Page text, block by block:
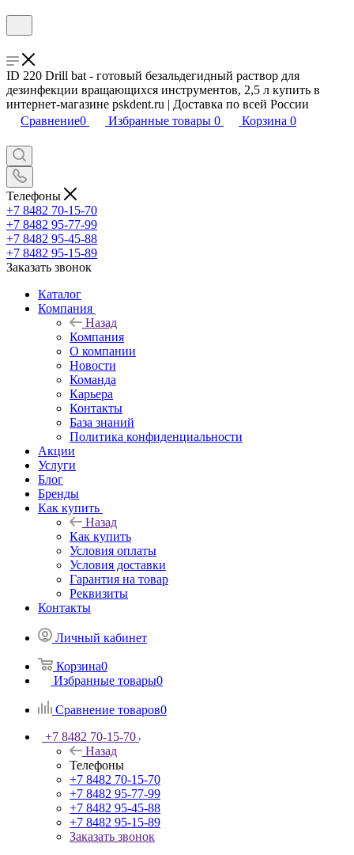
ID 220 Drill bat - готовый безальдегидный раствор для
дезинфекции вращающихся инструментов, 2,5 л купить в
интернет-магазине pskdent.ru | Доставка по всей России
Сравнение0 Избранные товары 0 Корзина 0
Телефоны
+7 8482 70-15-70
+7 8482 95-77-99
+7 8482 95-45-88
+7 8482 95-15-89
Заказать звонок
Каталог
Компания
Назад
Компания
О компании
Новости
Команда
Карьера
Контакты
База знаний
Политика конфиденциальности
Акции
Услуги
Блог
Бренды
Как купить
Назад
Как купить
Условия оплаты
Условия доставки
Гарантия на товар
Реквизиты
Контакты
Личный кабинет
Корзина0
Избранные товары0
Сравнение товаров0
+7 8482 70-15-70
Назад
Телефоны
+7 8482 70-15-70
+7 8482 95-77-99
+7 8482 95-45-88
+7 8482 95-15-89
Заказать звонок